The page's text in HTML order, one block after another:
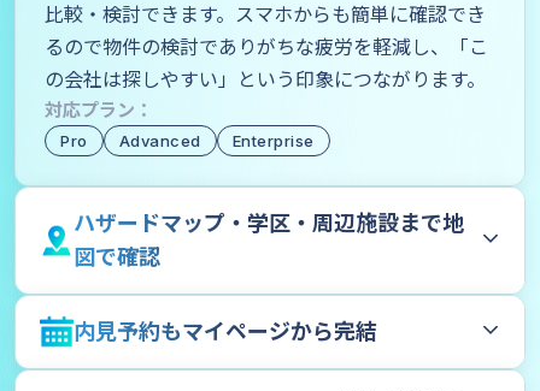
比較・検討できます。スマホからも簡単に確認でき
るので物件の検討でありがちな疲労を軽減し、「こ
の会社は探しやすい」という印象につながります。
対応プラン：
Pro Advanced Enterprise
ハザードマップ・学区・周辺施設まで地
図で確認
内見予約もマイページから完結